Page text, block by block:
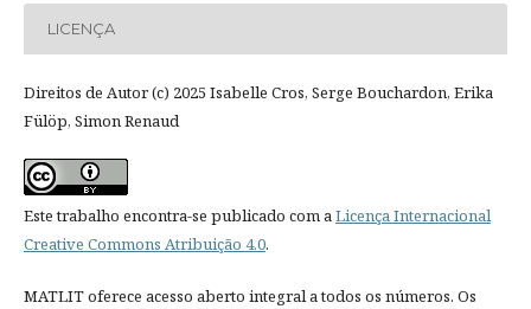
LICENÇA
Direitos de Autor (c) 2025 Isabelle Cros, Serge Bouchardon, Erika
Fülöp, Simon Renaud
Este trabalho encontra-se publicado com aLicença Internacional
Creative Commons Atribuição 4.0.
MATLIT oferece acesso aberto integral a todos os números. Os